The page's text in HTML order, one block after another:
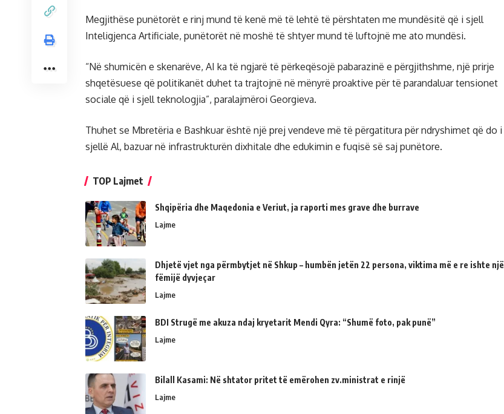
Megjithëse punëtorët e rinj mund të kenë më të lehtë të përshtaten me mundësitë që i sjell
Inteligjenca Artificiale, punëtorët në moshë të shtyer mund të luftojnë me ato mundësi.
“Në shumicën e skenarëve, AI ka të ngjarë të përkeqësojë pabarazinë e përgjithshme, një prirje
shqetësuese që politikanët duhet ta trajtojnë në mënyrë proaktive për të parandaluar tensionet
sociale që i sjell teknologjia”, paralajmëroi Georgieva.
Thuhet se Mbretëria e Bashkuar është një prej vendeve më të përgatitura për ndryshimet që do i
sjellë Al, bazuar në infrastrukturën dixhitale dhe edukimin e fuqisë së saj punëtore.
TOP Lajmet
Shqipëria dhe Maqedonia e Veriut, ja raporti mes grave dhe burrave
Lajme
Dhjetë vjet nga përmbytjet në Shkup – humbën jetën 22 persona, viktima më e re ishte një
fëmijë dyvjeçar
Lajme
BDI Strugë me akuza ndaj kryetarit Mendi Qyra: “Shumë foto, pak punë”
Lajme
Bilall Kasami: Në shtator pritet të emërohen zv.ministrat e rinjë
Lajme